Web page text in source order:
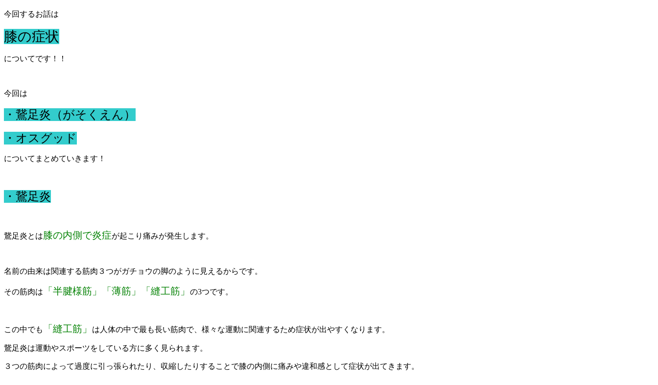
今回するお話は
膝の症状
についてです！！
今回は
・鵞足炎（がそくえん）
・オスグッド
についてまとめていきます！
・鵞足炎
鵞足炎とは膝の内側で炎症が起こり痛みが発生します。
名前の由来は関連する筋肉３つがガチョウの脚のように見えるからです。
その筋肉は 「半腱様筋」「薄筋」「縫工筋」 の3つです。
この中でも 「縫工筋」 は人体の中で最も長い筋肉で、様々な運動に関連するため症状が出やすくなります。
鵞足炎は運動やスポーツをしている方に多く見られます。
３つの筋肉によって過度に引っ張られたり、収縮したりすることで膝の内側に痛みや違和感として症状が出てきます。